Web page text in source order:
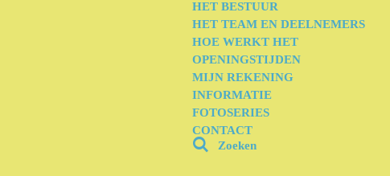
HET BESTUUR
HET TEAM EN DEELNEMERS
HOE WERKT HET
OPENINGSTIJDEN
MIJN REKENING
INFORMATIE
FOTOSERIES
CONTACT
Zoeken